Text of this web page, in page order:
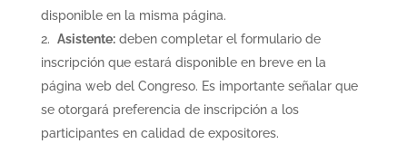
disponible en la misma página.
Asistente:deben completar el formulario de
inscripción que estará disponible en breve en la
página web del Congreso. Es importante señalar que
se otorgará preferencia de inscripción a los
participantes en calidad de expositores.